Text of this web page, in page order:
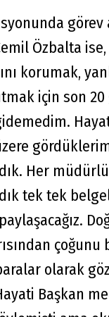
görev
Özbalta ise,
korumak,
için son
Her
tek tek
çoğunu
olarak
Başkan